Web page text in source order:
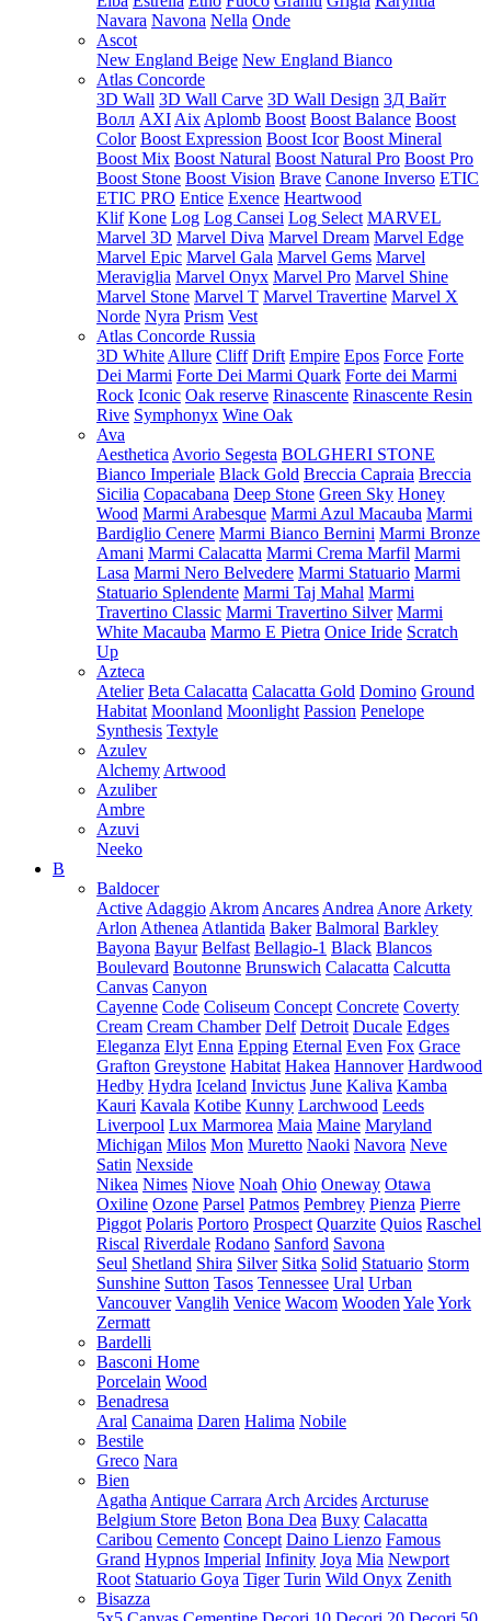
Navara Navona Nella Onde
Ascot
New England Beige New England Bianco
Atlas Concorde
3D Wall 3D Wall Carve 3D Wall Design 3Д Вайт
Волл AXI Aix Aplomb Boost Boost Balance Boost
Color Boost Expression Boost Icor Boost Mineral
Boost Mix Boost Natural Boost Natural Pro Boost Pro
Boost Stone Boost Vision Brave Canone Inverso ETIC
ETIC PRO Entice Exence Heartwood
Klif Kone Log Log Cansei Log Select MARVEL
Marvel 3D Marvel Diva Marvel Dream Marvel Edge
Marvel Epic Marvel Gala Marvel Gems Marvel
Meraviglia Marvel Onyx Marvel Pro Marvel Shine
Marvel Stone Marvel T Marvel Travertine Marvel X
Norde Nyra Prism Vest
Atlas Concorde Russia
3D White Allure Cliff Drift Empire Epos Force Forte
Dei Marmi Forte Dei Marmi Quark Forte dei Marmi
Rock Iconic Oak reserve Rinascente Rinascente Resin
Rive Symphonyx Wine Oak
Ava
Aesthetica Avorio Segesta BOLGHERI STONE
Bianco Imperiale Black Gold Breccia Capraia Breccia
Sicilia Copacabana Deep Stone Green Sky Honey
Wood Marmi Arabesque Marmi Azul Macauba Marmi
Bardiglio Cenere Marmi Bianco Bernini Marmi Bronze
Amani Marmi Calacatta Marmi Crema Marfil Marmi
Lasa Marmi Nero Belvedere Marmi Statuario Marmi
Statuario Splendente Marmi Taj Mahal Marmi
Travertino Classic Marmi Travertino Silver Marmi
White Macauba Marmo E Pietra Onice Iride Scratch
Up
Azteca
Atelier Beta Calacatta Calacatta Gold Domino Ground
Habitat Moonland Moonlight Passion Penelope
Synthesis Textyle
Azulev
Alchemy Artwood
Azuliber
Ambre
Azuvi
Neeko
B
Baldocer
Active Adaggio Akrom Ancares Andrea Anore Arkety
Arlon Athenea Atlantida Baker Balmoral Barkley
Bayona Bayur Belfast Bellagio-1 Black Blancos
Boulevard Boutonne Brunswich Calacatta Calcutta
Canvas Canyon
Cayenne Code Coliseum Concept Concrete Coverty
Cream Cream Chamber Delf Detroit Ducale Edges
Eleganza Elyt Enna Epping Eternal Even Fox Grace
Grafton Greystone Habitat Hakea Hannover Hardwood
Hedby Hydra Iceland Invictus June Kaliva Kamba
Kauri Kavala Kotibe Kunny Larchwood Leeds
Liverpool Lux Marmorea Maia Maine Maryland
Michigan Milos Mon Muretto Naoki Navora Neve
Satin Nexside
Nikea Nimes Niove Noah Ohio Oneway Otawa
Oxiline Ozone Parsel Patmos Pembrey Pienza Pierre
Piggot Polaris Portoro Prospect Quarzite Quios Raschel
Riscal Riverdale Rodano Sanford Savona
Seul Shetland Shira Silver Sitka Solid Statuario Storm
Sunshine Sutton Tasos Tennessee Ural Urban
Vancouver Vanglih Venice Wacom Wooden YaleYork
Zermatt
Bardelli
Basconi Home
Porcelain Wood
Benadresa
Aral Canaima Daren Halima Nobile
Bestile
Greco Nara
Bien
Agatha Antique Carrara Arch Arcides Arcturuse
Belgium Store Beton Bona Dea Buxy Calacatta
Caribou Cemento Concept Daino Lienzo Famous
Grand Hypnos Imperial Infinity Joya Mia Newport
Root Statuario Goya Tiger Turin Wild Onyx Zenith
Bisazza